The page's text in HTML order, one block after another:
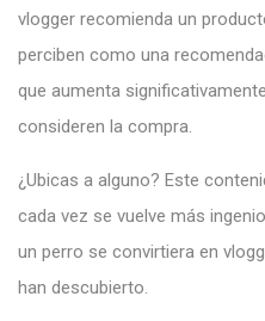
vlogger recomienda un
perciben como una
que aumenta
consideren la compra.
¿Ubicas a alguno? Este
cada vez se vuelve más
un perro se convirtiera en
han descubierto.